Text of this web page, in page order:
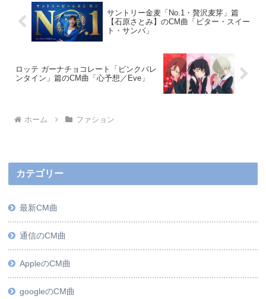
サントリー金麦「No.1・贅沢麦芽」篇
【石原さとみ】のCM曲「ビター・スイー
ト・サンバ」
ロッテ ガーナチョコレート「ピンクバレ
ンタイン」篇のCM曲「心予想／Eve」
ホーム ファション
カテゴリー
最新CM曲
通信のCM曲
AppleのCM曲
googleのCM曲